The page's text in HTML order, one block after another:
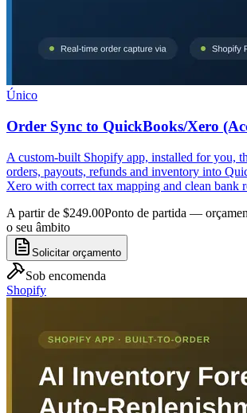
Único
Order Sync to QuickBooks/Xero
A custom-built Shopify app, installed for you,
orders, payouts, refunds and inventory into
Xero with correct tax mapping and clean bank
A partir de $249.00Ponto de partida —
o seu âmbito
Solicitar orçamento
Sob encomenda
Shopify